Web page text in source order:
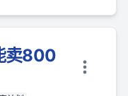
卖800